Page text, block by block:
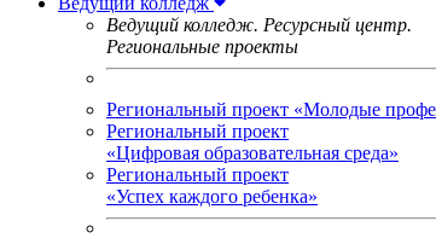
Ведущий колледж. Ресурсный центр.
Региональные проекты
Региональный проект «Молодые
Региональный проект
«Цифровая образовательная среда»
Региональный проект
«Успех каждого ребенка»